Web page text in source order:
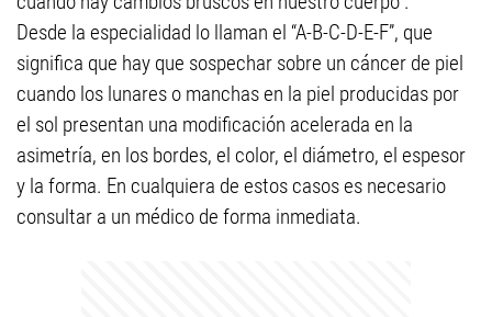
Desde la especialidad lo llaman el “A-B-C-D-E-F”, que
significa que hay que sospechar sobre un cáncer de piel
cuando los lunares o manchas en la piel producidas por
el sol presentan una modificación acelerada en la
asimetría, en los bordes, el color, el diámetro, el espesor
y la forma. En cualquiera de estos casos es necesario
consultar a un médico de forma inmediata.